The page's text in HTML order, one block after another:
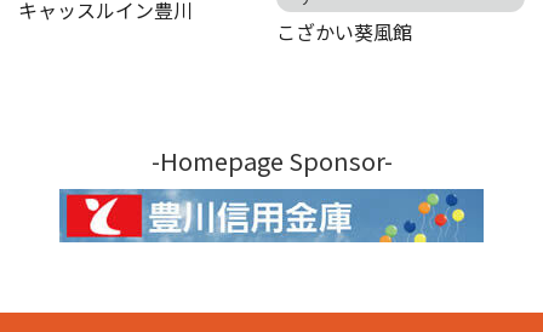
キャッスルイン豊川
こざかい葵風館
-Homepage Sponsor-